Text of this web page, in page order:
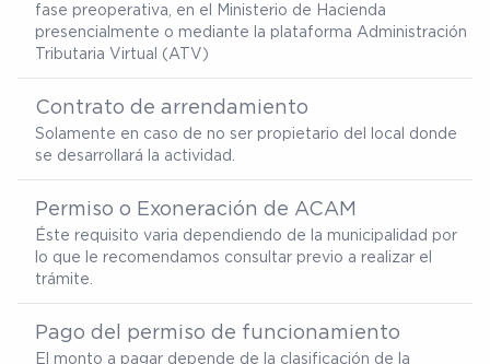
fase preoperativa, en el Ministerio de Hacienda
presencialmente o mediante la plataforma Administración
Tributaria Virtual (ATV)
Contrato de arrendamiento
Solamente en caso de no ser propietario del local donde
se desarrollará la actividad.
Permiso o Exoneración de ACAM
Éste requisito varia dependiendo de la municipalidad por
lo que le recomendamos consultar previo a realizar el
trámite.
Pago del permiso de funcionamiento
El monto a pagar depende de la clasificación de la